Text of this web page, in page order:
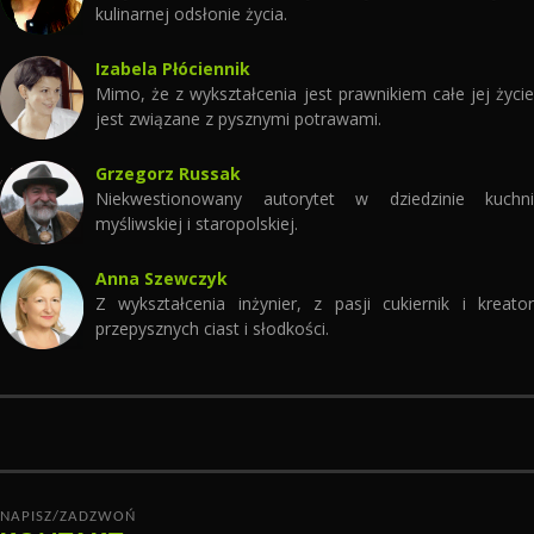
kulinarnej odsłonie życia.
Izabela Płóciennik
Mimo, że z wykształcenia jest prawnikiem całe jej życie
jest związane z pysznymi potrawami.
Grzegorz Russak
Niekwestionowany autorytet w dziedzinie kuchni
myśliwskiej i staropolskiej.
Anna Szewczyk
Z wykształcenia inżynier, z pasji cukiernik i kreator
przepysznych ciast i słodkości.
NAPISZ/ZADZWOŃ